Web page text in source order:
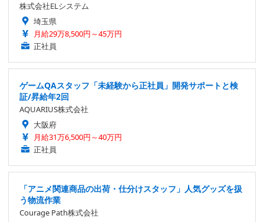
株式会社ELシステム
埼玉県
月給29万8,500円～45万円
正社員
ゲームQAスタッフ「未経験から正社員」開発サポートと検
証/昇給年2回
AQUARIUS株式会社
大阪府
月給31万6,500円～40万円
正社員
「アニメ関連商品の出荷・仕分けスタッフ」人気グッズを扱
う物流作業
Courage Path株式会社